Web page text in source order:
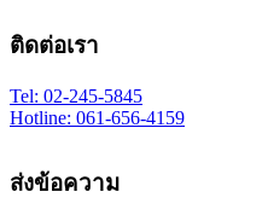
ติดต่อเรา
Tel: 02-245-5845
Hotline: 061-656-4159
ส่งข้อความ